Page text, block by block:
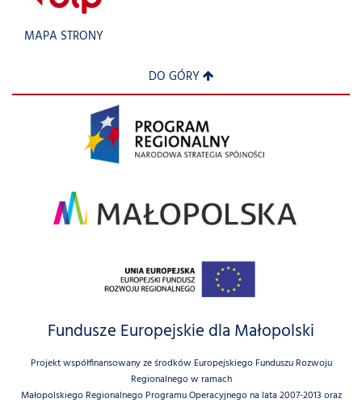
MAPA STRONY
DO GÓRY
Fundusze Europejskie dla Małopolski
Projekt współfinansowany ze środków Europejskiego Funduszu Rozwoju
Regionalnego w ramach
Małopolskiego Regionalnego Programu Operacyjnego na lata 2007-2013 oraz